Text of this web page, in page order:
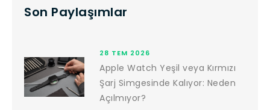
Son Paylaşımlar
28 TEM 2026
Apple Watch Yeşil veya Kırmızı
Şarj Simgesinde Kalıyor: Neden
Açılmıyor?